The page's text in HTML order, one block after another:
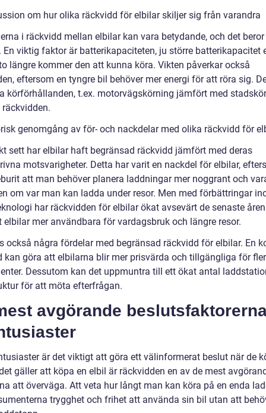
om hur olika räckvidd för elbilar skiljer sig från varandra
i räckvidd mellan elbilar kan vara betydande, och det
En viktig faktor är batterikapaciteten, ju större batterikapacitet
längre kommer den att kunna köra. Vikten påverkar också
eftersom en tyngre bil behöver mer energi för att röra sig.
körförhållanden, t.ex. motorvägskörning jämfört med
genomgång av för- och nackdelar med olika räckvidd för
sett har elbilar haft begränsad räckvidd jämfört med deras
motsvarigheter. Detta har varit en nackdel för elbilar,
att man behöver planera laddningar mer noggrant och
om var man kan ladda under resor. Men med förbättringar
har räckvidden för elbilar ökat avsevärt de senaste
elbilar mer användbara för vardagsbruk och längre resor.
också några fördelar med begränsad räckvidd för elbilar. En
kan göra att elbilarna blir mer prisvärda och tillgängliga för fler
Dessutom kan det uppmuntra till ett ökat antal
för att möta efterfrågan.
avgörande
är det viktigt att göra ett välinformerat beslut när de
gäller att köpa en elbil är räckvidden en av de mest
att överväga. Att veta hur långt man kan köra på en enda
trygghet och frihet att använda sin bil utan att